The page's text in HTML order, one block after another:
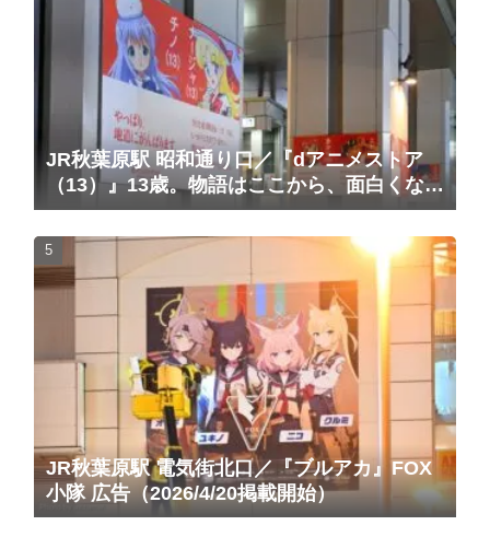
JR秋葉原駅 昭和通り口／『dアニメストア
（13）』13歳。物語はここから、面白くな
る。広告（2025/10/20掲載開始）
JR秋葉原駅 電気街北口／『ブルアカ』FOX
小隊 広告（2026/4/20掲載開始）